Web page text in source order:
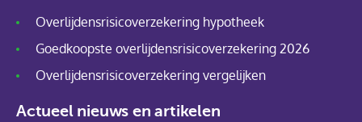
Overlijdensrisicoverzekering hypotheek
Goedkoopste overlijdensrisicoverzekering 2026
Overlijdensrisicoverzekering vergelijken
Actueel nieuws en artikelen